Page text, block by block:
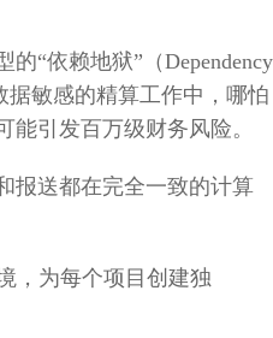
“依赖地狱”（Dependency
敏感的精算工作中，哪怕
引发百万级财务风险。
报送都在完全一致的计算
，为每个项目创建独